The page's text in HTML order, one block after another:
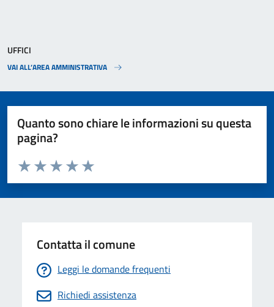
UFFICI
VAI ALL’AREA AMMINISTRATIVA
Quanto sono chiare le informazioni su questa
pagina?
Valuta da 1 a 5 stelle la pagina
Valuta 5 stelle su 5
Valuta 4 stelle su 5
Valuta 3 stelle su 5
Valuta 2 stelle su 5
Valuta 1 stelle su 5
Contatta il comune
Leggi le domande frequenti
Richiedi assistenza